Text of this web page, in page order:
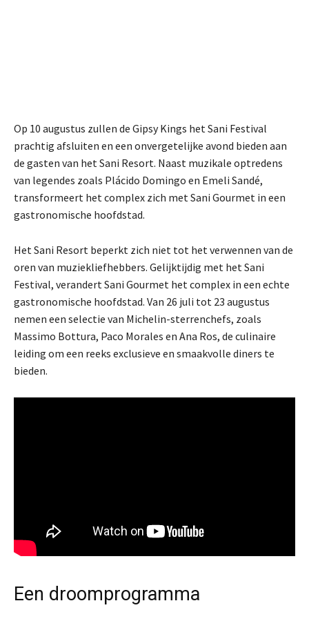
Op 10 augustus zullen de Gipsy Kings het Sani Festival
prachtig afsluiten en een onvergetelijke avond bieden aan
de gasten van het Sani Resort. Naast muzikale optredens
van legendes zoals Plácido Domingo en Emeli Sandé,
transformeert het complex zich met Sani Gourmet in een
gastronomische hoofdstad.
Het Sani Resort beperkt zich niet tot het verwennen van de
oren van muziekliefhebbers. Gelijktijdig met het Sani
Festival, verandert Sani Gourmet het complex in een echte
gastronomische hoofdstad. Van 26 juli tot 23 augustus
nemen een selectie van Michelin-sterrenchefs, zoals
Massimo Bottura, Paco Morales en Ana Ros, de culinaire
leiding om een reeks exclusieve en smaakvolle diners te
bieden.
Een droomprogramma